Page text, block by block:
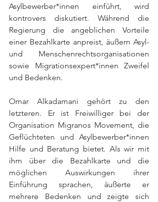
Asylbewerber*innen einführt, wird
kontrovers diskutiert. Während die
Regierung die angeblichen Vorteile
einer Bezahlkarte anpreist, äußern Asyl-
und Menschenrechtsorganisationen
sowie Migrationsexpert*innen Zweifel
und Bedenken.
Omar Alkadamani gehört zu den
letzteren. Er ist Freiwilliger bei der
Organisation Migranos Movement, die
Geflüchteten und Asylbewerber*innen
Hilfe und Beratung bietet. Als wir mit
ihm über die Bezahlkarte und die
möglichen Auswirkungen ihrer
Einführung sprachen, äußerte er
mehrere Bedenken und zeigte sich